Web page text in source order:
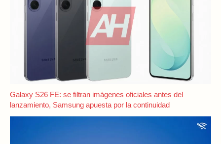
Galaxy S26 FE: se filtran imágenes oficiales antes del
lanzamiento, Samsung apuesta por la continuidad